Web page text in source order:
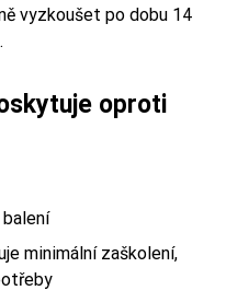
vyzkoušet po dobu 14
oproti
minimální zaškolení,